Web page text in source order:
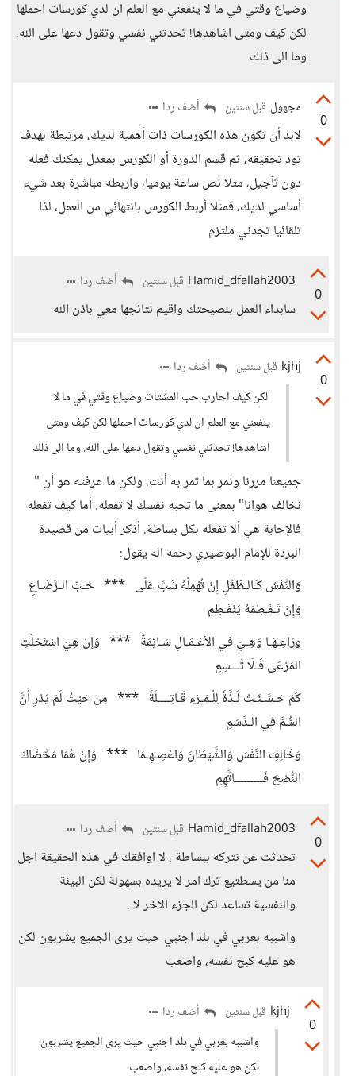
وضياع وقتي في ما لا ينفعني مع العلم ان لدي كورسات احملها
لكن كيف ومتى اشاهدها! تحدثني نفسي وتقول دعها على الله.
وما الى ذلك
0
مجهول قبل سنتين أضف ردا
لابد أن تكون هذه الكورسات ذات أهمية لديك، مرتبطة بهدف
تود تحقيقه، ثم قسم الدورة أو الكورس بمعدل يمكنك فعله
دون تأجيل، مثلا نص ساعة يوميا، واربطه مباشرة بعد شيء
أساسي لديك، فمثلا أربط الكورس بانتهائي من العمل، لذا
تلقائيا تجدني ملتزم
0
Hamid_dfallah2003 قبل سنتين أضف ردا
سابداء العمل بنصيحتك واقيم نتائجها معي باذن الله
0
kjhj قبل سنتين
أضف ردا
لكن كيف احارب حب المشتات وضياع وقتي في ما لا
ينفعني مع العلم ان لدي كورسات احملها لكن كيف ومتى
اشاهدها! تحدثني نفسي وتقول دعها على الله. وما الى ذلك
جميعنا مررنا ونمر بما تمر به أنت. ولكن ما عرفته هو أن "
نخالف هوانا" بمعنى ما تحبه نفسك لا تفعله. أما كيف تفعله
فالإجابة هي ألا تفعله بكل بساطة. أذكر أبيات من قصيدة
البردة للإمام البوصيري رحمه اله يقول:
وَالنَّفْسُ كَـالـطِّفْلِ إِنْ تُهْمِلْهُ شَبَّ عَلَى *** حُـبِّ الـرَّضَـاعِ
وَإِنْ تَـفْـطِمْهُ يَنْفَـطِمِ
ورَاعِـهَـا وَهِـيَ في الأَعْـمَـالِ سَـائِمَةٌ *** وَإِنْ هِيَ اسْتَحْلَتِ
المَرْعَى فَـلَا تُـــسِمِ
كَمْ حَـسَّـنَـتْ لَـذَّةً لِلْـمَـرْءِ قَـاتِــــلَةً *** مِنْ حَيْثُ لَمْ يَدْرِ أَنَّ
السُّمَّ في الـدَّسَمِ
وَخَالِفِ النَّفْسَ وَالشَّيْطَانَ وَاعْصِـهِـمَا *** وَإِنْ هُمَا مَحَّضَاكَ
النُّصْحَ فَـــــــــاتَّهِمِ
0
Hamid_dfallah2003 قبل سنتين أضف ردا
تحدثت عن نتركه ببساطة ، لا اوافقك في هذه الحقيقة اجل
منا من يسطتيع ترك امر لا يريده بسهولة لكن البيئة
والنفسية تساعد لكن الجزء الاخر لا .
واشببه بعربي في بلد اجنبي حيث يرى الجميع يشربون لكن
هو عليه كبح نفسه، واصعب
0
kjhj قبل سنتين
أضف ردا
واشببه بعربي في بلد اجنبي حيث يرى الجميع يشربون
لكن هو عليه كبح نفسه، واصعب